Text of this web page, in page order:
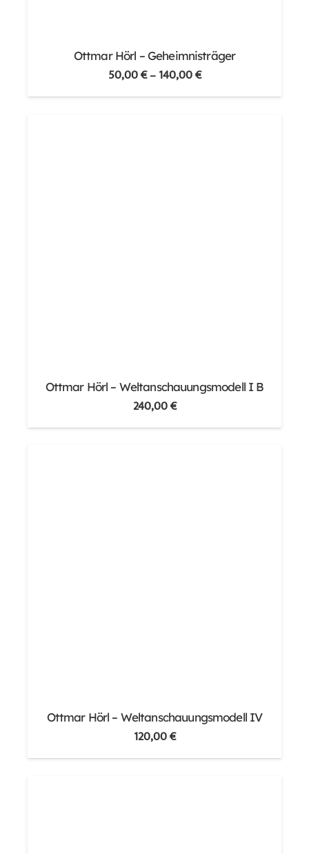
Ottmar Hörl – Geheimnisträger
50,00€–140,00€
Ottmar Hörl – Weltanschauungsmodell I B
240,00€
Ottmar Hörl – Weltanschauungsmodell IV
120,00€